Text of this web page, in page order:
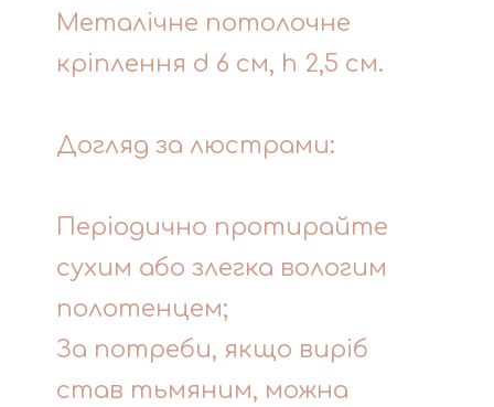
Металічне потолочне
кріплення d 6 см, h 2,5 см.
Догляд за люстрами:
Періодично протирайте
сухим або злегка вологим
полотенцем;
За потреби, якщо виріб
став тьмяним, можна